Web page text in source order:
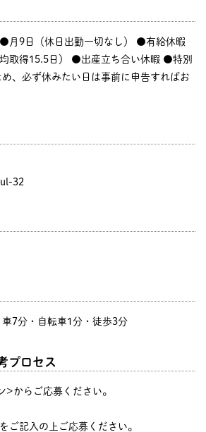
月9日（休日出勤一切なし） ●有給休暇
均取得15.5日） ●出産立ち合い休暇 ●特別
、必ず休みたい日は事前に申告すればお
32
7分・自転車1分・徒歩3分
プロセス
>からご応募ください。
ご記入の上ご応募ください。